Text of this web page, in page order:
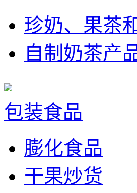
珍奶、果茶
自制奶茶产
包装食品
膨化食品
干果炒货